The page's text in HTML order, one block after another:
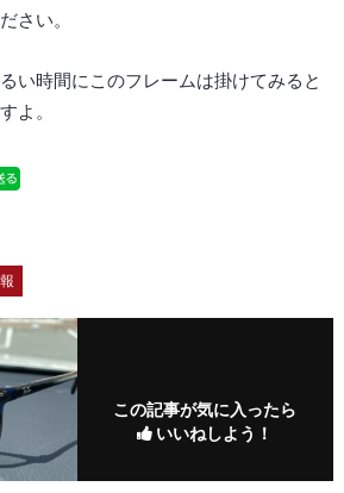
さい。
い時間にこのフレームは掛けてみると
よ。
この記事が気に入ったら
いいねしよう！